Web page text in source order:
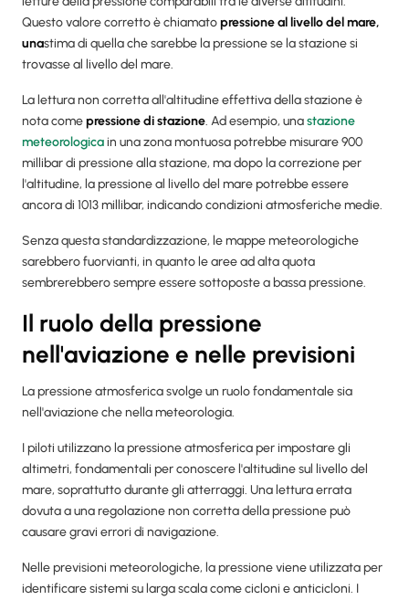
Questo valore corretto è chiamatopressione al livello del mare,
unastima di quella che sarebbe la pressione se la stazione si
trovasse al livello del mare.
La lettura non corretta all'altitudine effettiva della stazione è
nota comepressione di stazione. Ad esempio, unastazione
meteorologicain una zona montuosa potrebbe misurare 900
millibar di pressione alla stazione, ma dopo la correzione per
l'altitudine, la pressione al livello del mare potrebbe essere
ancora di 1013 millibar, indicando condizioni atmosferiche medie.
Senza questa standardizzazione, le mappe meteorologiche
sarebbero fuorvianti, in quanto le aree ad alta quota
sembrerebbero sempre essere sottoposte a bassa pressione.
Il ruolo della pressione
nell'aviazione e nelle previsioni
La pressione atmosferica svolge un ruolo fondamentale sia
nell'aviazione che nella meteorologia.
I piloti utilizzano la pressione atmosferica per impostare gli
altimetri, fondamentali per conoscere l'altitudine sul livello del
mare, soprattutto durante gli atterraggi. Una lettura errata
dovuta a una regolazione non corretta della pressione può
causare gravi errori di navigazione.
Nelle previsioni meteorologiche, la pressione viene utilizzata per
identificare sistemi su larga scala come cicloni e anticicloni. I